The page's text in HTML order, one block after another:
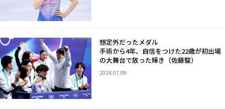
想定外だったメダル
手術から4年、自信をつけた22歳が初出場
の大舞台で放った輝き（佐藤駿）
2026.07.09